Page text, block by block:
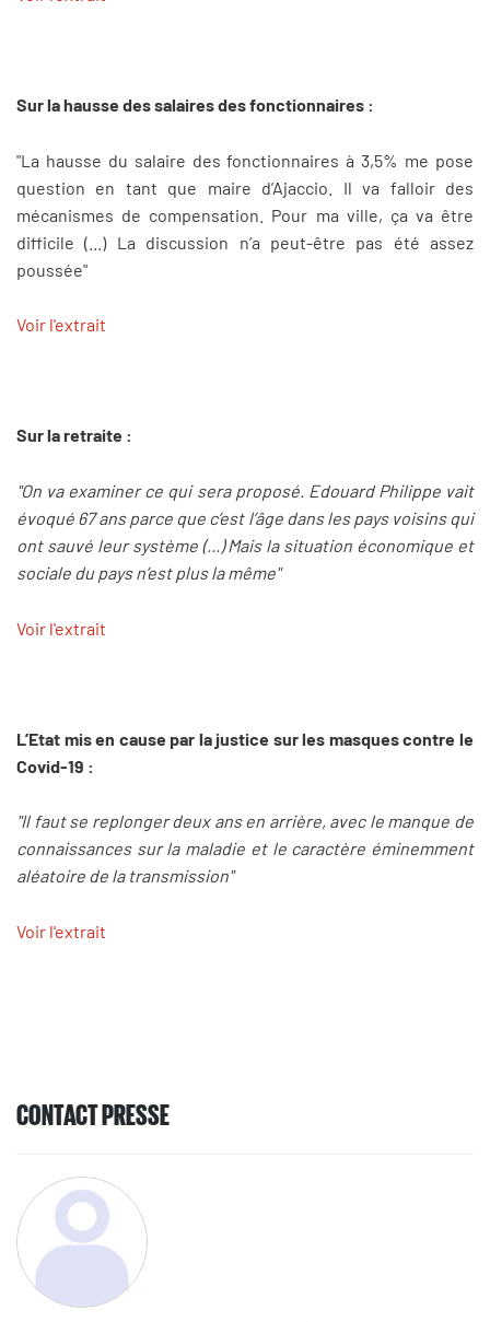
Sur la hausse des salaires des fonctionnaires :
"La hausse du salaire des fonctionnaires à 3,5% me pose
question en tant que maire d’Ajaccio. Il va falloir des
mécanismes de compensation. Pour ma ville, ça va être
difficile (...) La discussion n’a peut-être pas été assez
poussée"
Voir l'extrait
Sur la retraite :
"On va examiner ce qui sera proposé. Edouard Philippe vait
évoqué 67 ans parce que c’est l’âge dans les pays voisins qui
ont sauvé leur système (...) Mais la situation économique et
sociale du pays n’est plus la même"
Voir l'extrait
L’Etat mis en cause par la justice sur les masques contre le
Covid-19 :
"Il faut se replonger deux ans en arrière, avec le manque de
connaissances sur la maladie et le caractère éminemment
aléatoire de la transmission"
Voir l'extrait
CONTACT PRESSE